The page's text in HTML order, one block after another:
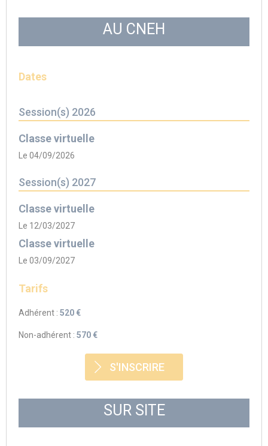
AU CNEH
Dates
Session(s) 2026
Classe virtuelle
Le 04/09/2026
Session(s) 2027
Classe virtuelle
Le 12/03/2027
Classe virtuelle
Le 03/09/2027
Tarifs
Adhérent : 520 €
Non-adhérent : 570 €
S'INSCRIRE
SUR SITE